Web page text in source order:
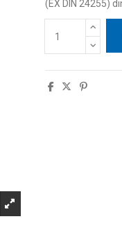
(EX DIN 24255)